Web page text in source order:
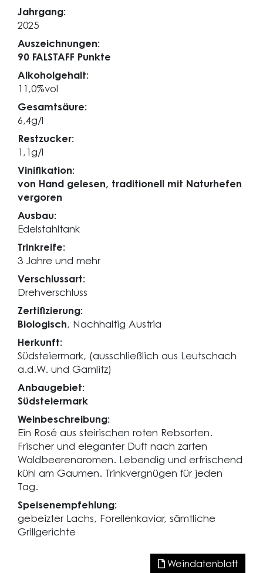
Jahrgang:
2025
Auszeichnungen:
90 FALSTAFF Punkte
Alkoholgehalt:
11,0%vol
Gesamtsäure:
6,4g/l
Restzucker:
1,1g/l
Vinifikation:
von Hand gelesen, traditionell mit Naturhefen
vergoren
Ausbau:
Edelstahltank
Trinkreife:
3 Jahre und mehr
Verschlussart:
Drehverschluss
Zertifizierung:
Biologisch, Nachhaltig Austria
Herkunft:
Südsteiermark, (ausschließlich aus Leutschach
a.d.W. und Gamlitz)
Anbaugebiet:
Südsteiermark
Weinbeschreibung:
Ein Rosé aus steirischen roten Rebsorten.
Frischer und eleganter Duft nach zarten
Waldbeerenaromen. Lebendig und erfrischend
kühl am Gaumen. Trinkvergnügen für jeden
Tag.
Speisenempfehlung:
gebeizter Lachs, Forellenkaviar, sämtliche
Grillgerichte
Weindatenblatt